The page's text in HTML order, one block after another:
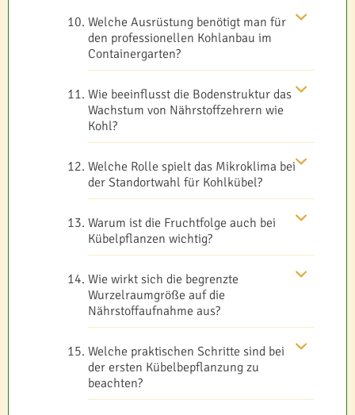
Welche Ausrüstung benötigt man für
den professionellen Kohlanbau im
Containergarten?
Wie beeinflusst die Bodenstruktur das
Wachstum von Nährstoffzehrern wie
Kohl?
Welche Rolle spielt das Mikroklima bei
der Standortwahl für Kohlkübel?
Warum ist die Fruchtfolge auch bei
Kübelpflanzen wichtig?
Wie wirkt sich die begrenzte
Wurzelraumgröße auf die
Nährstoffaufnahme aus?
Welche praktischen Schritte sind bei
der ersten Kübelbepflanzung zu
beachten?